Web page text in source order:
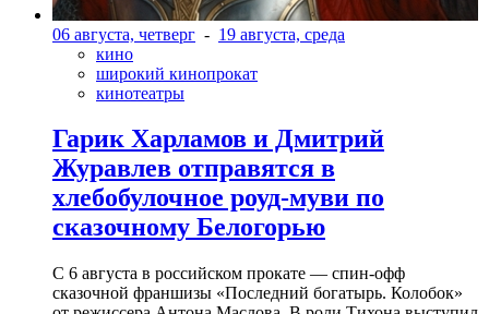
06 августа, четверг - 19 августа, среда
кино
широкий кинопрокат
кинотеатры
Гарик Харламов и Дмитрий
Журавлев отправятся в
хлебобулочное роуд-муви по
сказочному Белогорью
С 6 августа в российском прокате — спин-офф
сказочной франшизы «Последний богатырь. Колобок»